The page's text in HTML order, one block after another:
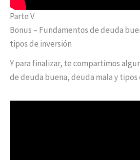
Parte V
Bonus – Fundamentos de deuda
tipos de inversión
Y para finalizar, te compartimos
de deuda buena, deuda mala y tipos